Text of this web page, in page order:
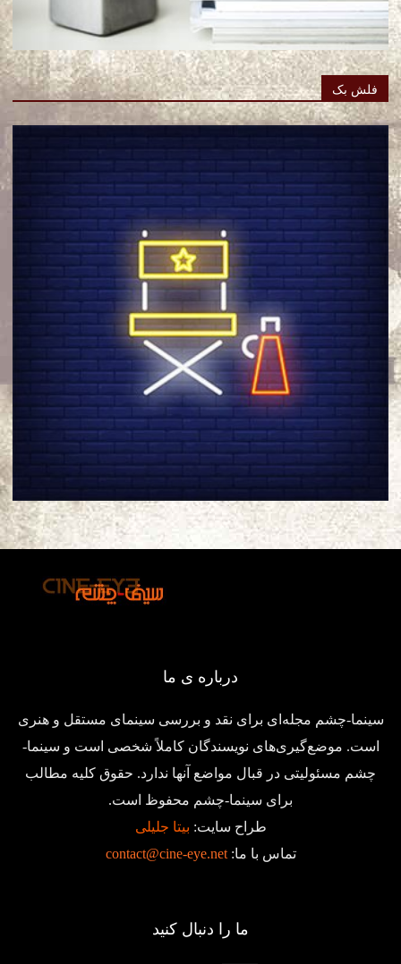
فلش بک
درباره ی ما
سینما-چشم مجله‌ای برای نقد و بررسی سینمای مستقل و هنری
است. موضع‌گیری‌های نویسندگان کاملاً شخصی است و سینما-
چشم مسئولیتی در قبال مواضع آنها ندارد. حقوق کلیه مطالب
برای سینما-چشم محفوظ است.
طراح سایت: بیتا جلیلی
تماس با ما:contact@cine-eye.net
ما را دنبال کنید